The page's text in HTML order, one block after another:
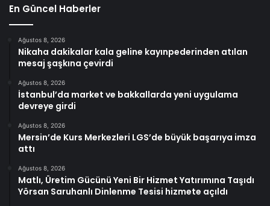
En Güncel Haberler
Ağustos 8, 2026
Nikaha dakikalar kala geline kayınpederinden atılan
mesaj şaşkına çevirdi
Ağustos 8, 2026
İstanbul’da market ve bakkallarda yeni uygulama
devreye girdi
Ağustos 8, 2026
Mersin’de Kurs Merkezleri LGS’de büyük başarıya imza
attı
Ağustos 8, 2026
Matlı, Üretim Gücünü Yeni Bir Hizmet Yatırımına Taşıdı
Yörsan Saruhanlı Dinlenme Tesisi hizmete açıldı